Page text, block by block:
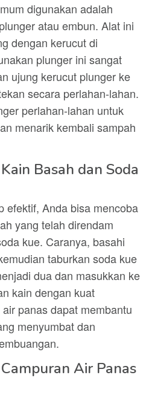
digunakan adalah
atau embun. Alat ini
dengan kerucut di
plunger ini sangat
ujung kerucut plunger ke
secara perlahan-lahan.
perlahan-lahan untuk
menarik kembali sampah
Basah dan Soda
efektif, Anda bisa mencoba
yang telah direndam
kue. Caranya, basahi
taburkan soda kue
dua dan masukkan ke
kain dengan kuat
panas dapat membantu
menyumbat dan
Air Panas